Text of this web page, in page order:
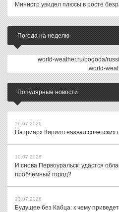
Министр увидел плюсы в росте
Погода на неделю
world-weather.ru/pogoda/
world-
Популярные новости
16.07.2026
Патриарх Кирилл назвал
10.07.2026
И снова Первоуральск: удастся
проблемный город?
23.07.2026
Будущее без Кабца: к чему